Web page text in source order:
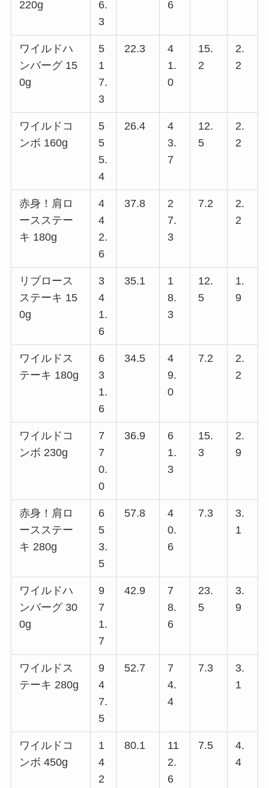
220g
6.
3
6
ワイルドハ
ンバーグ 15
0g
5
1
7.
3
22.3
4
1.
0
15.
2
2.
2
ワイルドコ
ンボ 160g
5
5
5.
4
26.4
4
3.
7
12.
5
2.
2
赤身！肩ロ
ースステー
キ 180g
4
4
2.
6
37.8
2
7.
3
7.2
2.
2
リブロース
ステーキ 15
0g
3
4
1.
6
35.1
1
8.
3
12.
5
1.
9
ワイルドス
テーキ 180g
6
3
1.
6
34.5
4
9.
0
7.2
2.
2
ワイルドコ
ンボ 230g
7
7
0.
0
36.9
6
1.
3
15.
3
2.
9
赤身！肩ロ
ースステー
キ 280g
6
5
3.
5
57.8
4
0.
6
7.3
3.
1
ワイルドハ
ンバーグ 30
0g
9
7
1.
7
42.9
7
8.
6
23.
5
3.
9
ワイルドス
テーキ 280g
9
4
7.
5
52.7
7
4.
4
7.3
3.
1
ワイルドコ
ンボ 450g
1
4
2
80.1
11
2.
6
7.5
4.
4